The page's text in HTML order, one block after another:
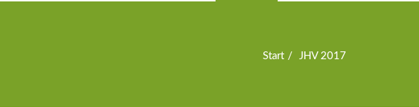
Start JHV 2017